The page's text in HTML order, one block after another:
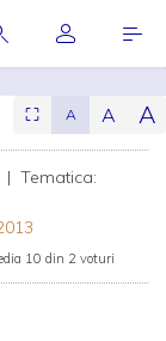
⛶ A A A
| Tematica:
10 din 2 voturi